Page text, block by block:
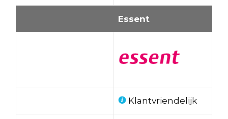
Essent
Klantvriendelijk